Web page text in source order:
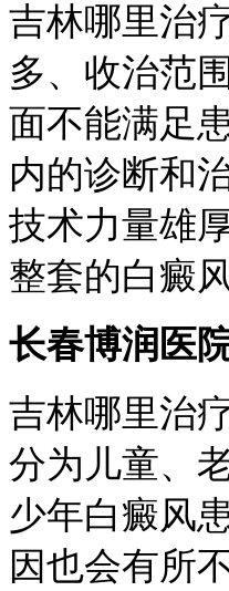
吉林哪里治
多、收治范
面不能满足
内的诊断和
技术力量雄
整套的白癜
长春博润医
吉林哪里治
分为儿童、
少年白癜风
因也会有所